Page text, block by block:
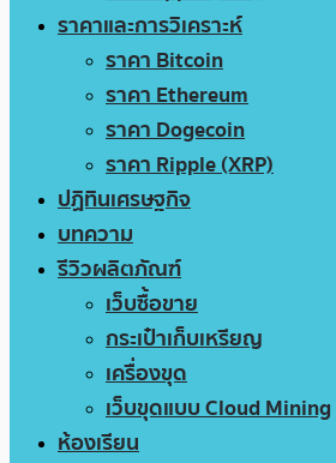
ราคาและการวิเคราะห์
ราคา Bitcoin
ราคา Ethereum
ราคา Dogecoin
ราคา Ripple (XRP)
ปฏิทินเศรษฐกิจ
บทความ
รีวิวผลิตภัณฑ์
เว็บซื้อขาย
กระเป๋าเก็บเหรียญ
เครื่องขุด
เว็บขุดแบบ Cloud Mining
ห้องเรียน